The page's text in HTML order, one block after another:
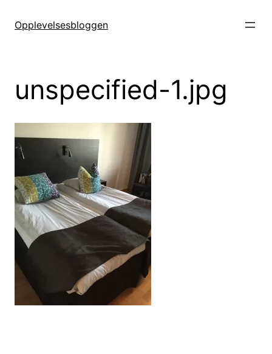
Opplevelsesbloggen
unspecified-1.jpg